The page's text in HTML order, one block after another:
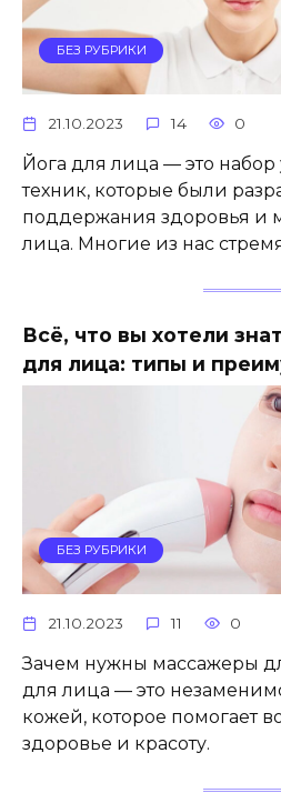
БЕЗ РУБРИКИ
21.10.2023 14 0
Йога для лица — это
техник, которые были
поддержания здоровья и
лица. Многие из нас
Всё, что вы хотели
для лица: типы и
БЕЗ РУБРИКИ
21.10.2023 11 0
Зачем нужны массажеры
для лица — это
кожей, которое помогает
здоровье и красоту.